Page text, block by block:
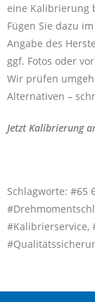
eine Kalibrierung
Fügen Sie dazu
Angabe des
ggf. Fotos oder
Wir prüfen
Alternativen –
Jetzt Kalibrierung
Schlagworte: #65
#Kalibrierservice,